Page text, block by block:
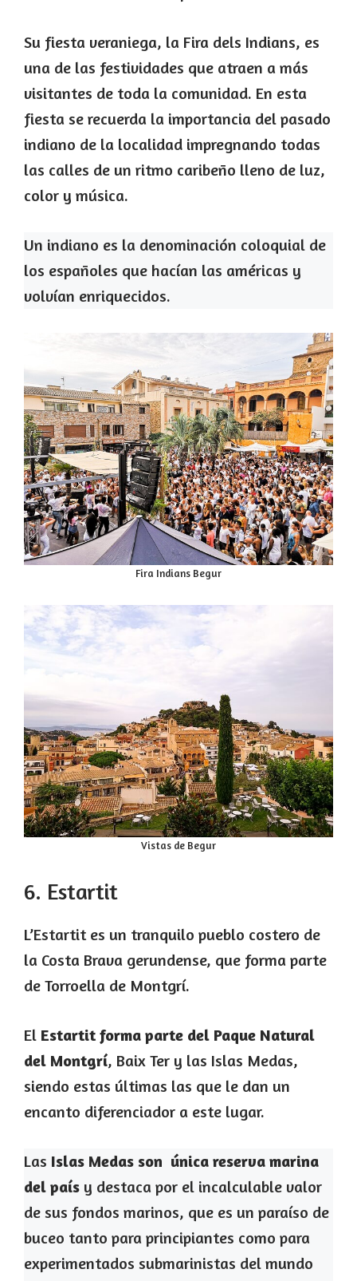
Su fiesta veraniega, la Fira dels Indians, es
una de las festividades que atraen a más
visitantes de toda la comunidad. En esta
fiesta se recuerda la importancia del pasado
indiano de la localidad impregnando todas
las calles de un ritmo caribeño lleno de luz,
color y música.
Un indiano es la denominación coloquial de
los españoles que hacían las américas y
volvían enriquecidos.
Fira Indians Begur
Vistas de Begur
6. Estartit
L’Estartit es un tranquilo pueblo costero de
la Costa Brava gerundense, que forma parte
de Torroella de Montgrí.
El Estartit forma parte del Paque Natural
del Montgrí, Baix Ter y las Islas Medas,
siendo estas últimas las que le dan un
encanto diferenciador a este lugar.
Las Islas Medas son única reserva marina
del país y destaca por el incalculable valor
de sus fondos marinos, que es un paraíso de
buceo tanto para principiantes como para
experimentados submarinistas del mundo